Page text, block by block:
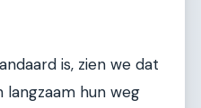
is, zien we dat
hun weg